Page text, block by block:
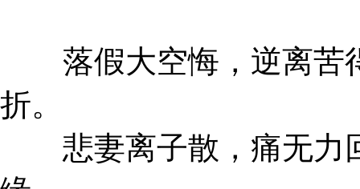
落假大空悔，逆离苦
折。
悲妻离子散，痛无力